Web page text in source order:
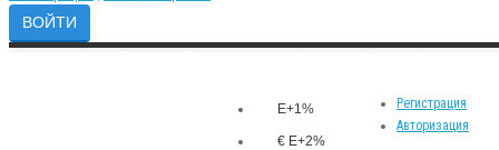
Регистрация
Авторизация
E+1%
€ E+2%